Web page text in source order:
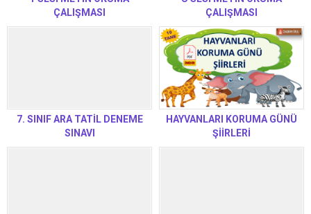
ÇALIŞMASI
ÇALIŞMASI
7. SINIF ARA TATİL DENEME
SINAVI
HAYVANLARI KORUMA GÜNÜ
ŞİİRLERİ